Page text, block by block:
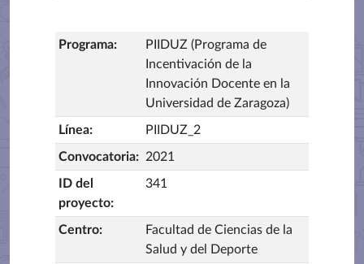
Programa:
PIIDUZ (Programa de
Incentivación de la
Innovación Docente en la
Universidad de Zaragoza)
Línea: PIIDUZ_2
Convocatoria: 2021
ID del
proyecto:
341
Centro:
Facultad de Ciencias de la
Salud y del Deporte